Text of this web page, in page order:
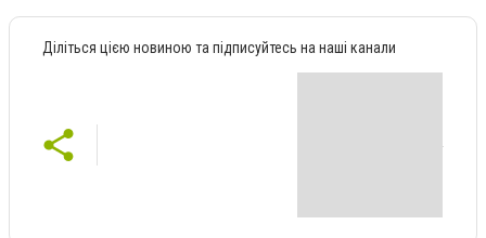
Діліться цією новиною та підписуйтесь на наші канали